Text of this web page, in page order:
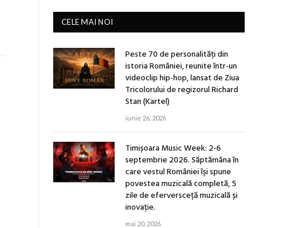
CELE MAI NOI
Peste 70 de personalități din
istoria României, reunite într-un
videoclip hip-hop, lansat de Ziua
Tricolorului de regizorul Richard
Stan (Kartel)
iunie 26, 2026
Timișoara Music Week: 2-6
septembrie 2026. Săptămâna în
care vestul României își spune
povestea muzicală completă, 5
zile de eferversceță muzicală și
inovație.
mai 20, 2026